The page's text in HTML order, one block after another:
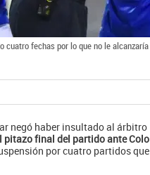
cuatro fechas por lo que no le
negó haber insultado al árbitro
pitazo final del partido ante
por cuatro partidos